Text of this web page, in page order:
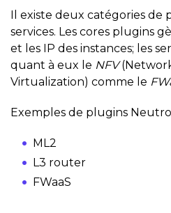
Il existe deux catégories de
services. Les cores plugins
et les IP des instances; les
quant à eux le NFV
Virtualization) comme le
Exemples de plugins
ML2
L3 router
FWaaS